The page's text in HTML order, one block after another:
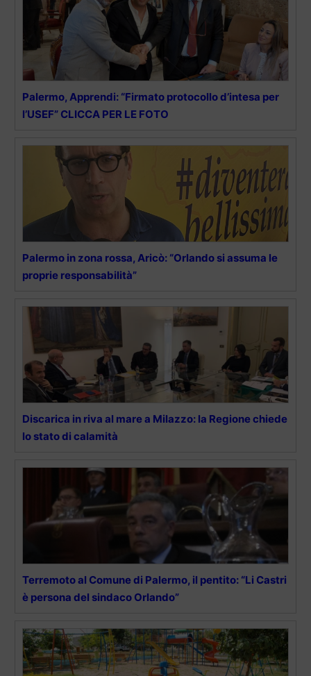
Palermo, Apprendi: “Firmato protocollo d’intesa per
l’USEF” CLICCA PER LE FOTO
Palermo in zona rossa, Aricò: “Orlando si assuma le
proprie responsabilità”
Discarica in riva al mare a Milazzo: la Regione chiede
lo stato di calamità
Terremoto al Comune di Palermo, il pentito: “Li Castri
è persona del sindaco Orlando”